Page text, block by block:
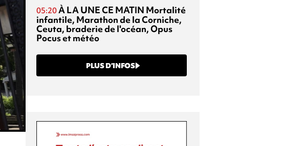
05:20À LA UNE CE MATIN Mortalité
infantile, Marathon de la Corniche,
Ceuta, braderie de l'océan, Opus
Pocus et météo
PLUS D’INFOS